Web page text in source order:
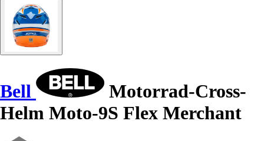
Bell
Motorrad-Cross-
Helm Moto-9S Flex Merchant